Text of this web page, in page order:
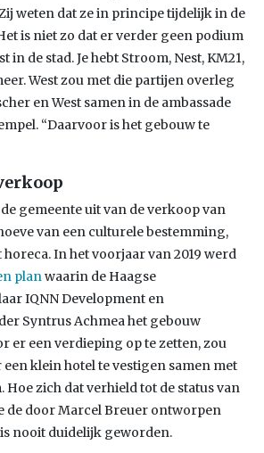
weten dat ze in principe tijdelijk in de
is niet zo dat er verder geen podium
in de stad. Je hebt Stroom, Nest, KM21,
West zou met die partijen overleg
en West samen in de ambassade
“Daarvoor is het gebouw te
gemeente uit van de verkoop van
van een culturele bestemming,
In het voorjaar van 2019 werd
planwaarin de Haagse
IQNN Development en
Syntrus Achmea het gebouw
er een verdieping op te zetten, zou
klein hotel te vestigen samen met
Hoe zich dat verhield tot de status van
de door Marcel Breuer ontworpen
nooit duidelijk geworden.